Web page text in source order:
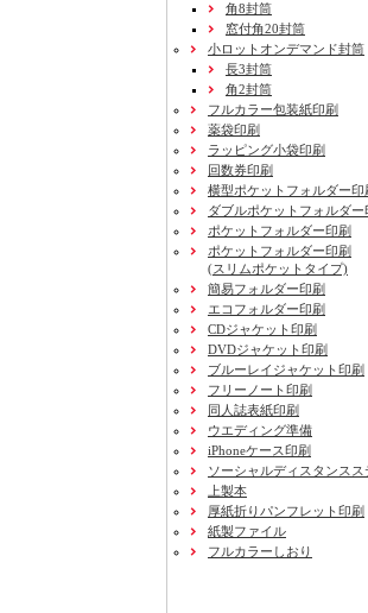
角8封筒
窓付角20封筒
小ロットオンデマンド封筒
長3封筒
角2封筒
フルカラー包装紙印刷
薬袋印刷
ラッピング小袋印刷
回数券印刷
横型ポケットフォルダー印
ダブルポケットフォルダー
ポケットフォルダー印刷
ポケットフォルダー印刷
(スリムポケットタイプ)
簡易フォルダー印刷
エコフォルダー印刷
CDジャケット印刷
DVDジャケット印刷
ブルーレイジャケット印刷
フリーノート印刷
同人誌表紙印刷
ウエディング準備
iPhoneケース印刷
ソーシャルディスタンスス
上製本
厚紙折りパンフレット印刷
紙製ファイル
フルカラーしおり